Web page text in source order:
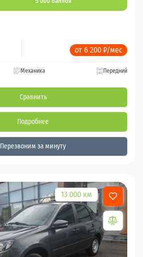
от 6 200 ₽/мес
Механика Передний
Сравнить
Подробнее
Перезвоним за минуту
13 000 км